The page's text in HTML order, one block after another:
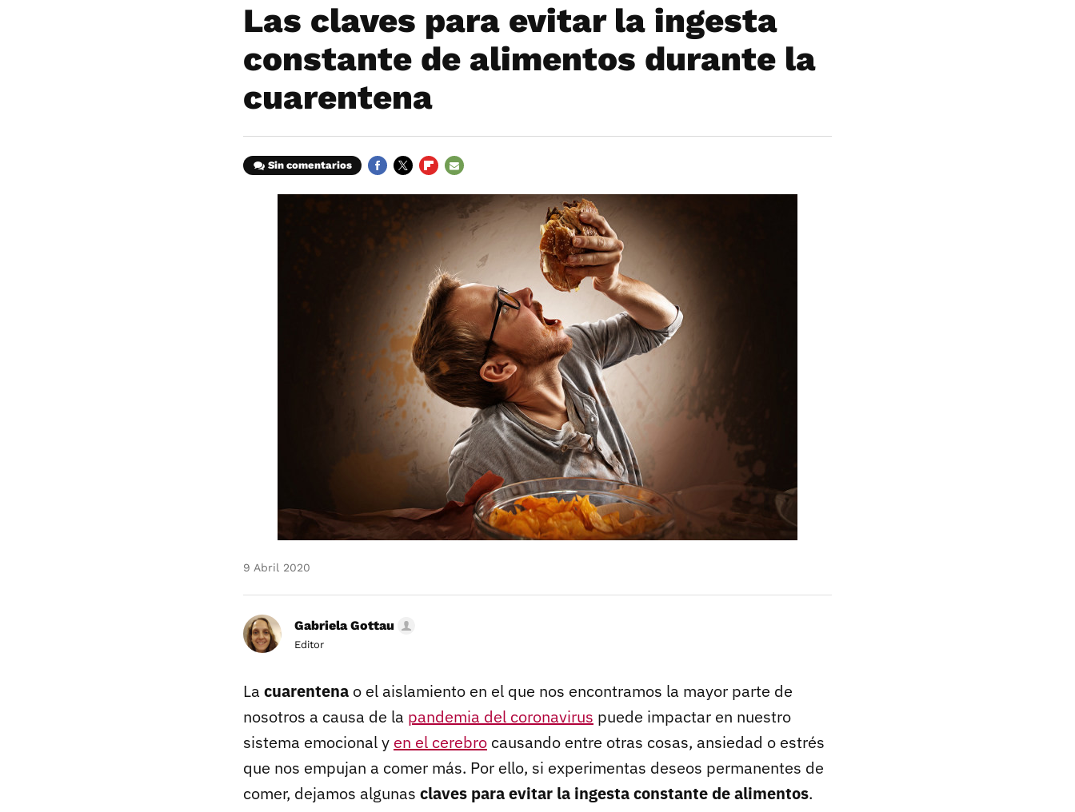
Las claves para evitar la ingesta
constante de alimentos durante la
cuarentena
Sin comentarios
MAIL
9 Abril 2020
Gabriela Gottau
Editor
La cuarentena o el aislamiento en el que nos encontramos la mayor parte de
nosotros a causa de la pandemia del coronavirus puede impactar en nuestro
sistema emocional y en el cerebro causando entre otras cosas, ansiedad o estrés
que nos empujan a comer más. Por ello, si experimentas deseos permanentes de
comer, dejamos algunas claves para evitar la ingesta constante de alimentos.